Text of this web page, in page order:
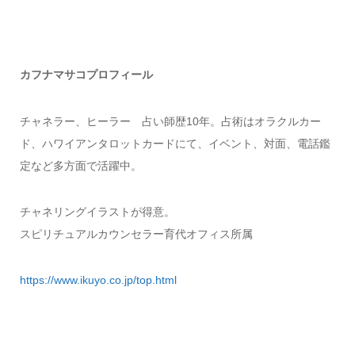
カフナマサコプロフィール
チャネラー、ヒーラー 占い師歴10年。占術はオラクルカー
ド、ハワイアンタロットカードにて、イベント、対面、電話鑑
定など多方面で活躍中。
チャネリングイラストが得意。
スピリチュアルカウンセラー育代オフィス所属
https://www.ikuyo.co.jp/top.html